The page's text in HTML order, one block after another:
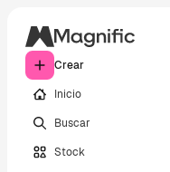
Crear
Inicio
Buscar
Stock